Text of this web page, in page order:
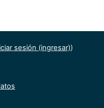
sesión (ingresar))